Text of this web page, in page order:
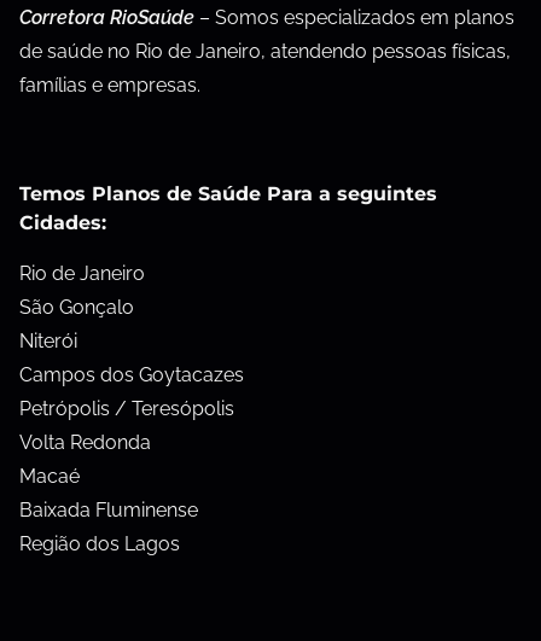
Corretora RioSaúde – Somos especializados em planos
de saúde no Rio de Janeiro, atendendo pessoas físicas,
famílias e empresas.
Temos Planos de Saúde Para a seguintes
Cidades:
Rio de Janeiro
São Gonçalo
Niterói
Campos dos Goytacazes
Petrópolis / Teresópolis
Volta Redonda
Macaé
Baixada Fluminense
Região dos Lagos